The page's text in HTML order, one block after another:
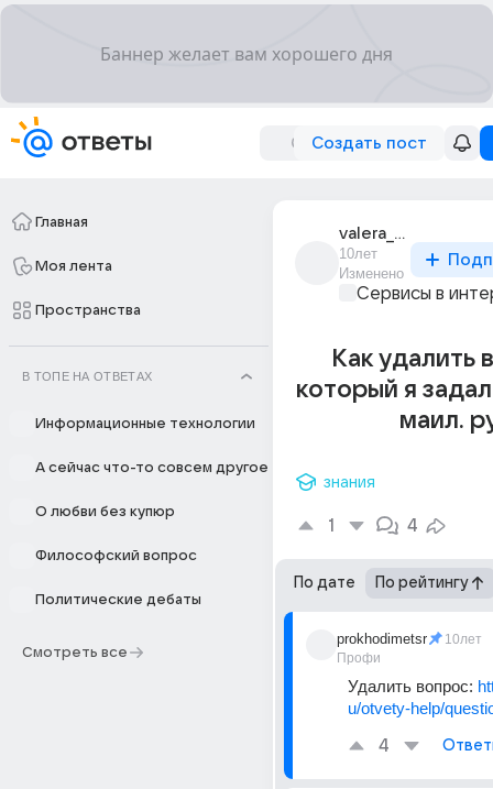
Создать пост
Главная
Моя лента
Пространства
В ТОПЕ НА ОТВЕТАХ
Информационные технологии
А сейчас что-то совсем другое
О любви без купюр
Философский вопрос
Политические дебаты
Смотреть все
valera_kasumov_7
10лет
Изменено
Сервисы в
Как удалить
который я
маил.
знания
1 4
По дате По рейтингу
prokhodimetsr
Профи
10лет
Удалить вопрос:
u/otvety-help/
4